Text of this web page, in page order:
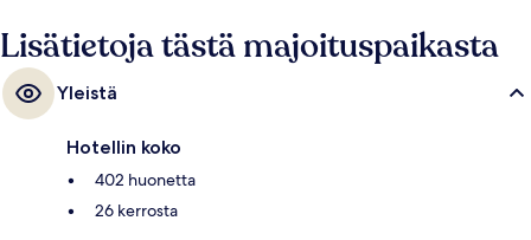
minuutin ja Makkasanin metroasema 15 minuutin kävelymatkan päässä.
Lisätietoja tästä majoituspaikasta
Yleistä
Hotellin koko
402 huonetta
26 kerrosta